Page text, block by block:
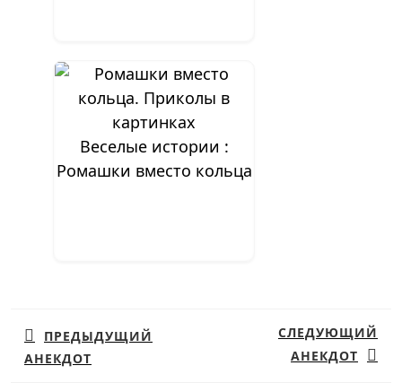
Веселые истории :
Ромашки вместо кольца
записям
ПРЕДЫДУЩИЙ
АНЕКДОТ
СЛЕДУЮЩИЙ
АНЕКДОТ